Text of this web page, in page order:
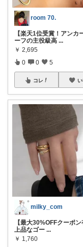
room 70.
【楽天1位受賞！アンカ
ーフの主役級高 ...
￥ 2,695
0 0 5
コレ
milky_com
【最大30%OFFクーポン
上品なゴー ...
￥ 1,760